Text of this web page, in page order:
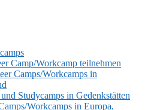
Camp/Workcamp teilnehmen
Camps/Workcamps in
Studycamps in Gedenkstätten
Workcamps in Europa,